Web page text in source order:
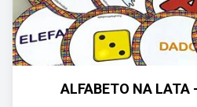
ALFABETO NA